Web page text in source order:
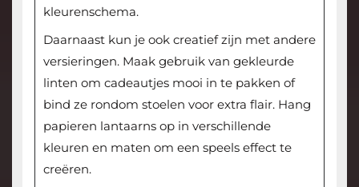
kleurenschema.
Daarnaast kun je ook creatief zijn met andere
versieringen. Maak gebruik van gekleurde
linten om cadeautjes mooi in te pakken of
bind ze rondom stoelen voor extra flair. Hang
papieren lantaarns op in verschillende
kleuren en maten om een speels effect te
creëren.